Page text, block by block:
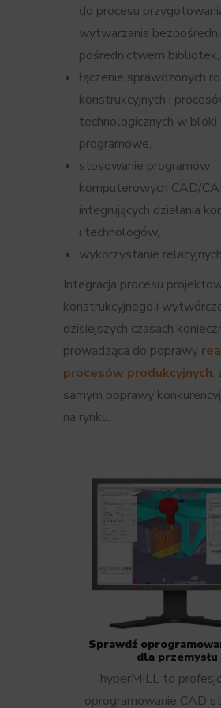
do procesu
wytwarzania
pośrednictwem bibliotek,
łączenie sprawdzonych
konstrukcyjnych i
technologicznych w bloki
programowe,
stosowanie programów
komputerowych CAD/
integrujących działania
i technologów,
wykorzystanie
Integracja procesu
konstrukcyjnego i
dzisiejszych czasach
prowadząca do poprawy
procesów produkcyjnych,
samym poprawy
na rynku.
Sprawdź
dla przemysłu
hyperMILL to
oprogramowanie CAD